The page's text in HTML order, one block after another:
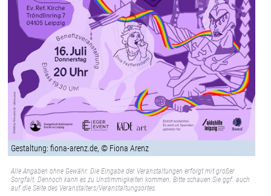
Gestaltung: fiona-arenz.de, © Fiona Arenz
Alle Angaben ohne Gewähr. Die Eingabe der Veranstaltungen erfolgt mit großer
Sorgfalt. Dennoch kann es zu Unstimmigkeiten kommen. Bitte schauen Sie ggf. auch
auf die Seite des Veranstalters/Veranstaltungsortes.